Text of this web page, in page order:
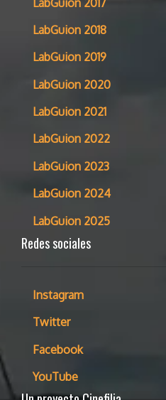
LabGuion 2018
LabGuion 2019
LabGuion 2020
LabGuion 2021
LabGuion 2022
LabGuion 2023
LabGuion 2024
LabGuion 2025
Redes sociales
Instagram
Twitter
Facebook
YouTube